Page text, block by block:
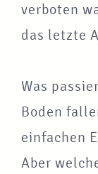
verboten
das letzte
Was
Boden
einfachen
Aber